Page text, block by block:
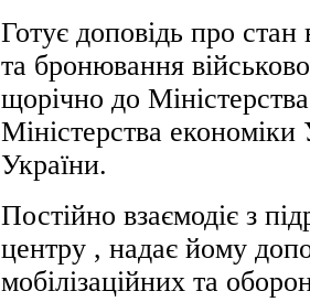
Готує доповідь про стан
та бронювання
щорічно до
Міністерства
України.
Постійно взаємодіє з
центру , надає йому
мобілізаційних та